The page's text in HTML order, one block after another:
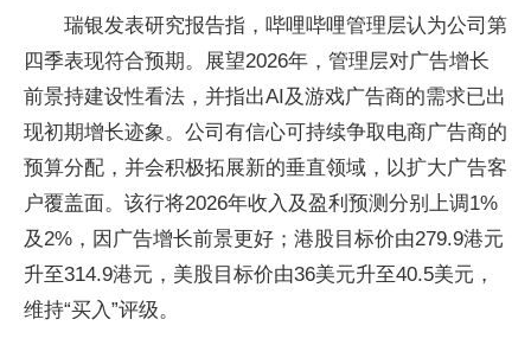
瑞银发表研究报告指，哔哩哔哩管理层认为公司第
四季表现符合预期。展望2026年，管理层对广告增长
前景持建设性看法，并指出AI及游戏广告商的需求已出
现初期增长迹象。公司有信心可持续争取电商广告商的
预算分配，并会积极拓展新的垂直领域，以扩大广告客
户覆盖面。该行将2026年收入及盈利预测分别上调1%
及2%，因广告增长前景更好；港股目标价由279.9港元
升至314.9港元，美股目标价由36美元升至40.5美元，
维持“买入”评级。